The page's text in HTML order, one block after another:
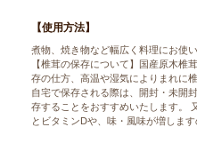
【使用方法】
煮物、焼き物など幅広く料理にお使
【椎茸の保存について】国産原木椎
存の仕方、高温や湿気によりまれに
自宅で保存される際は、開封・未開
存することをおすすめいたします。
とビタミンDや、味・風味が増します